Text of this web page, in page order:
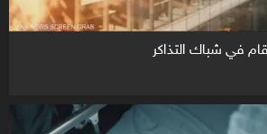
في شباك التذاكر